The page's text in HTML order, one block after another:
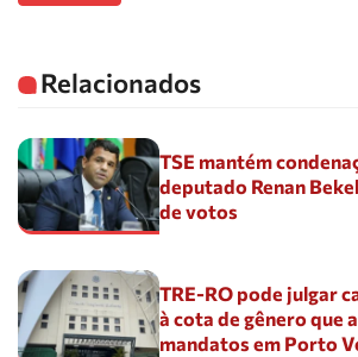
Relacionados
TSE mantém
deputado Renan
de votos
TRE-RO pode julgar
à cota de gênero que
mandatos em Porto